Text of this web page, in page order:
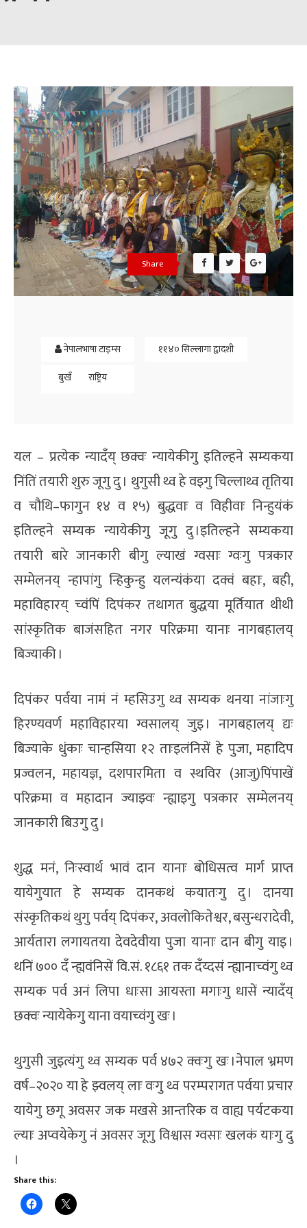
Share
नेपालभाषा टाइम्स
११४० सिल्लागा द्वादशी
बुखँ
राष्ट्रिय
यल – प्रत्येक न्यादँय् छक्वः न्यायेकीगु इतिल्हने सम्यकया
निंतिं तयारी शुरु जूगु दु । थुगुसी थ्व हे वइगु चिल्लाथ्व तृतिया
व चौथि–फागुन १४ व १५) बुद्धवाः व विहीवाः निन्हुयंकं
इतिल्हने सम्यक न्यायेकीगु जूगु दु ।इतिल्हने सम्यकया
तयारी बारे जानकारी बीगु ल्याखं ग्वसाः ग्वःगु पत्रकार
सम्मेलनय् न्हापांगु न्हिकुन्हु यलन्यंकंया दक्वं बहाः, बही,
महाविहारय् च्वंपिं दिपंकर तथागत बुद्धया मूर्तियात थीथी
सांस्कृतिक बाजंसहित नगर परिक्रमा यानाः नागबहालय्
बिज्याकी ।
दिपंकर पर्वया नामं नं म्हसिउगु थ्व सम्यक थनया नांजाःगु
हिरण्यवर्ण महाविहारया ग्वसालय् जुइ । नागबहालय् द्यः
बिज्याके धुंकाः चान्हसिया १२ ताःइलंनिसें हे पुजा, महादिप
प्रज्वलन, महायज्ञ, दशपारमिता व स्थविर (आजु)पिंपाखें
परिक्रमा व महादान ज्याझ्वः न्ह्याइगु पत्रकार सम्मेलनय्
जानकारी बिउगु दु ।
शुद्ध मनं, निःस्वार्थ भावं दान यानाः बोधिसत्व मार्ग प्राप्त
यायेगुयात हे सम्यक दानकथं कयातःगु दु । दानया
संस्कृतिकथं थुगु पर्वय् दिपंकर, अवलोकितेश्वर, बसुन्धरादेवी,
आर्यतारा लगायतया देवदेवीया पुजा यानाः दान बीगु याइ ।
थनिं ७०० दँ न्ह्यवंनिसें वि.सं. १८६१ तक दँय्दसं न्ह्यानाच्वंगु थ्व
सम्यक पर्व अनं लिपा धाःसा आयस्ता मगाःगु धासें न्यादँय्
छक्वः न्यायेकेगु याना वयाच्वंगु खः ।
थुगुसी जुइत्यंगु थ्व सम्यक पर्व ४७२ क्वःगु खः ।नेपाल भ्रमण
वर्ष–२०२० या हे झ्वलय् लाः वःगु थ्व परम्परागत पर्वया प्रचार
यायेगु छगू अवसर जक मखसे आन्तरिक व वाह्य पर्यटकया
ल्याः अप्वयेकेगु नं अवसर जूगु विश्वास ग्वसाः खलकं याःगु दु
।
Share this: